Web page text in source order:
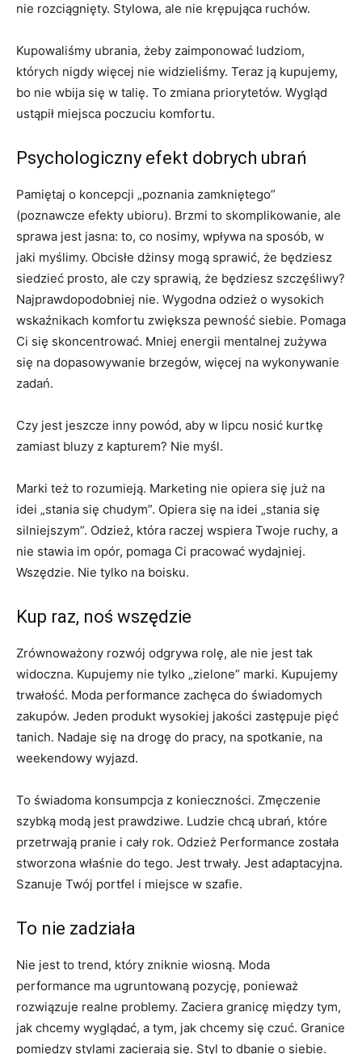
nie rozciągnięty. Stylowa, ale nie krępująca ruchów.
Kupowaliśmy ubrania, żeby zaimponować ludziom,
których nigdy więcej nie widzieliśmy. Teraz ją kupujemy,
bo nie wbija się w talię. To zmiana priorytetów. Wygląd
ustąpił miejsca poczuciu komfortu.
Psychologiczny efekt dobrych ubrań
Pamiętaj o koncepcji „poznania zamkniętego”
(poznawcze efekty ubioru). Brzmi to skomplikowanie, ale
sprawa jest jasna: to, co nosimy, wpływa na sposób, w
jaki myślimy. Obcisłe dżinsy mogą sprawić, że będziesz
siedzieć prosto, ale czy sprawią, że będziesz szczęśliwy?
Najprawdopodobniej nie. Wygodna odzież o wysokich
wskaźnikach komfortu zwiększa pewność siebie. Pomaga
Ci się skoncentrować. Mniej energii mentalnej zużywa
się na dopasowywanie brzegów, więcej na wykonywanie
zadań.
Czy jest jeszcze inny powód, aby w lipcu nosić kurtkę
zamiast bluzy z kapturem? Nie myśl.
Marki też to rozumieją. Marketing nie opiera się już na
idei „stania się chudym”. Opiera się na idei „stania się
silniejszym”. Odzież, która raczej wspiera Twoje ruchy, a
nie stawia im opór, pomaga Ci pracować wydajniej.
Wszędzie. Nie tylko na boisku.
Kup raz, noś wszędzie
Zrównoważony rozwój odgrywa rolę, ale nie jest tak
widoczna. Kupujemy nie tylko „zielone” marki. Kupujemy
trwałość. Moda performance zachęca do świadomych
zakupów. Jeden produkt wysokiej jakości zastępuje pięć
tanich. Nadaje się na drogę do pracy, na spotkanie, na
weekendowy wyjazd.
To świadoma konsumpcja z konieczności. Zmęczenie
szybką modą jest prawdziwe. Ludzie chcą ubrań, które
przetrwają pranie i cały rok. Odzież Performance została
stworzona właśnie do tego. Jest trwały. Jest adaptacyjna.
Szanuje Twój portfel i miejsce w szafie.
To nie zadziała
Nie jest to trend, który zniknie wiosną. Moda
performance ma ugruntowaną pozycję, ponieważ
rozwiązuje realne problemy. Zaciera granicę między tym,
jak chcemy wyglądać, a tym, jak chcemy się czuć. Granice
pomiędzy stylami zacierają się. Styl to dbanie o siebie.